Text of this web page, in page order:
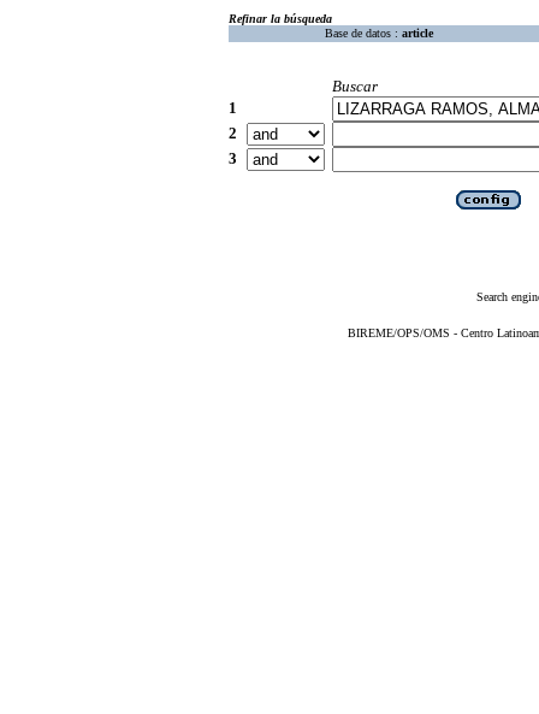
Refinar la búsqueda
Base de datos : article
Buscar
1
2
3
Search
BIREME/OPS/OMS - Centro